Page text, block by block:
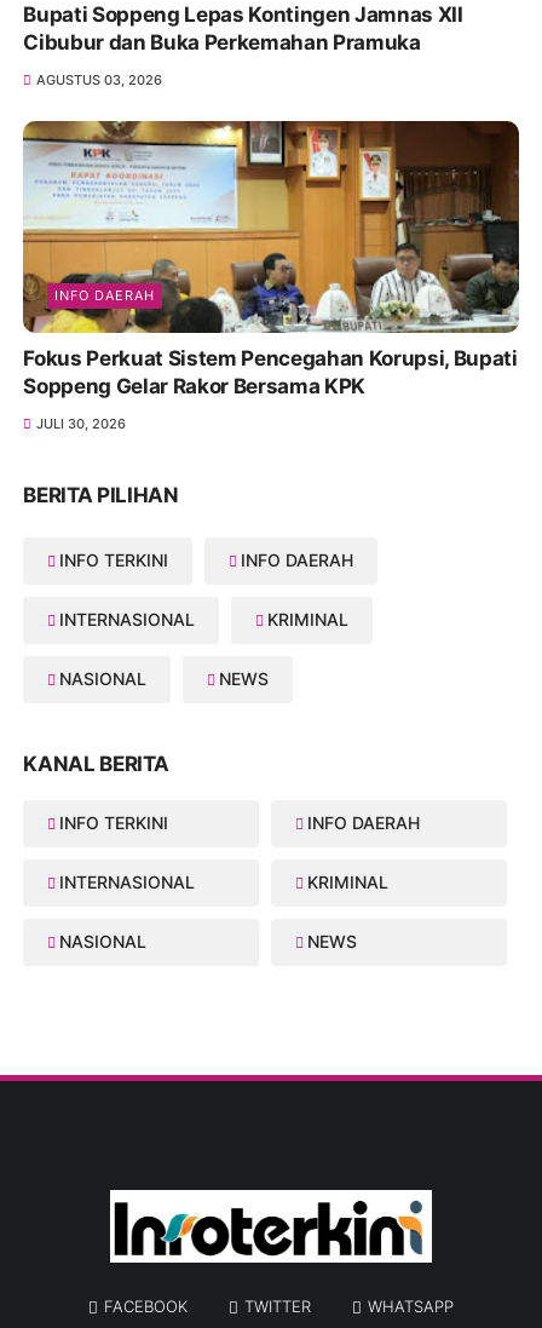
Bupati Soppeng Lepas Kontingen Jamnas XII
Cibubur dan Buka Perkemahan Pramuka
AGUSTUS 03, 2026
INFO DAERAH
Fokus Perkuat Sistem Pencegahan Korupsi, Bupati
Soppeng Gelar Rakor Bersama KPK
JULI 30, 2026
BERITA PILIHAN
INFO TERKINI INFO DAERAH
INTERNASIONAL KRIMINAL
NASIONAL NEWS
KANAL BERITA
INFO TERKINI INFO DAERAH
INTERNASIONAL KRIMINAL
NASIONAL NEWS
FACEBOOK TWITTER
WHATSAPP